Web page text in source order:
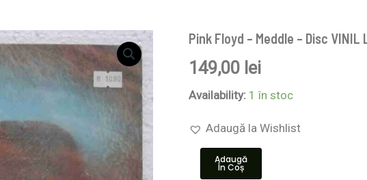
Pink Floyd – Meddle – Disc VINIL
149,00 lei
Availability: 1 în stoc
Adaugă la Wishlist
Cantitate
Floyd
–
Meddle
VINIL
Adaugă
În Coș